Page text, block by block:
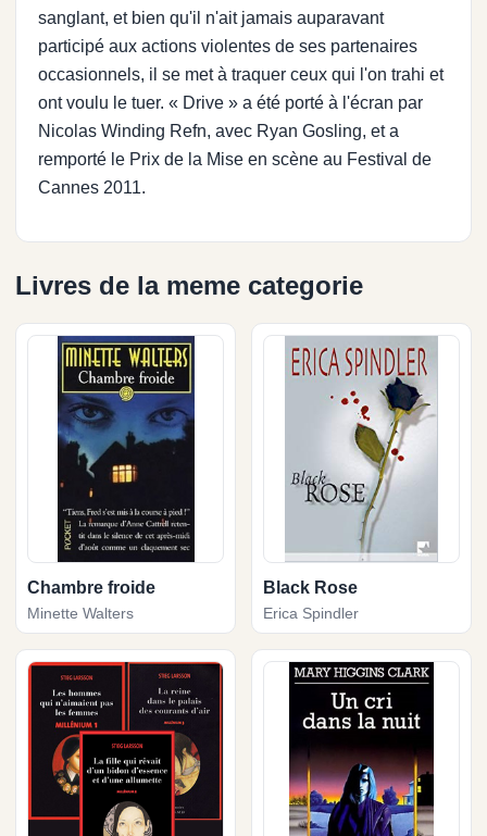
sanglant, et bien qu'il n'ait jamais auparavant
participé aux actions violentes de ses partenaires
occasionnels, il se met à traquer ceux qui l'on trahi et
ont voulu le tuer. « Drive » a été porté à l'écran par
Nicolas Winding Refn, avec Ryan Gosling, et a
remporté le Prix de la Mise en scène au Festival de
Cannes 2011.
Livres de la meme categorie
Chambre froide
Minette Walters
Black Rose
Erica Spindler